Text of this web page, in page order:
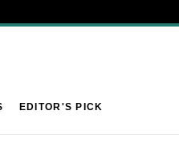
EDITOR'S PICK